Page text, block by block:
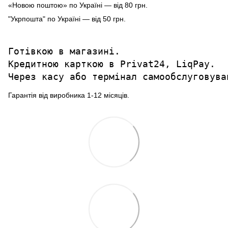
«Новою поштою» по Україні — від 80 грн.
"Укрпошта" по Україні — від 50 грн.
Готівкою в магазині.
Кредитною карткою в Privat24, LiqPay.
Через касу або термінал
Гарантія від виробника 1-12 місяців.